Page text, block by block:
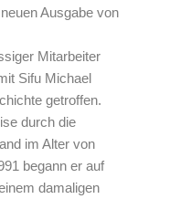
Ausgabe von
Mitarbeiter
Sifu Michael
getroffen.
durch die
im Alter von
begann er auf
damaligen